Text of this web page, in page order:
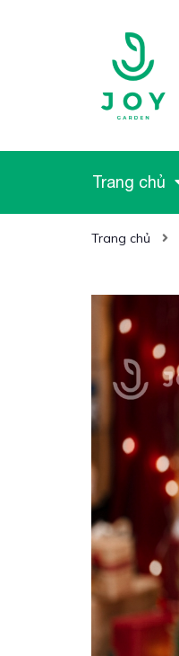
Trang chủ
Trang chủ